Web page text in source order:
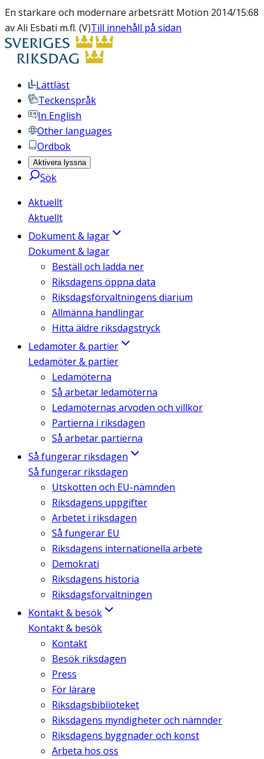
En starkare och modernare arbetsrätt Motion 2014/15:68
av Ali Esbati m.fl. (V)Till innehåll på sidan
Lättläst
Teckenspråk
In English
Other languages
Ordbok
Aktivera lyssna
Sök
Aktuellt
Aktuellt
Dokument & lagar
Dokument & lagar
Beställ och ladda ner
Riksdagens öppna data
Riksdagsförvaltningens diarium
Allmänna handlingar
Hitta äldre riksdagstryck
Ledamöter & partier
Ledamöter & partier
Ledamöterna
Så arbetar ledamöterna
Ledamöternas arvoden och villkor
Partierna i riksdagen
Så arbetar partierna
Så fungerar riksdagen
Så fungerar riksdagen
Utskotten och EU-nämnden
Riksdagens uppgifter
Arbetet i riksdagen
Så fungerar EU
Riksdagens internationella arbete
Demokrati
Riksdagens historia
Riksdagsförvaltningen
Kontakt & besök
Kontakt & besök
Kontakt
Besök riksdagen
Press
För lärare
Riksdagsbiblioteket
Riksdagens myndigheter och nämnder
Riksdagens byggnader och konst
Arbeta hos oss